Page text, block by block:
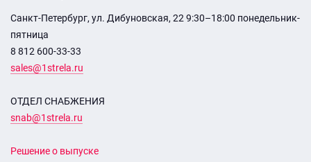
Санкт-Петербург, ул. Дибуновская, 22 9:30–18:00 понедельник-
пятница
8 812 600-33-33
sales@1strela.ru
ОТДЕЛ СНАБЖЕНИЯ
snab@1strela.ru
Решение о выпуске